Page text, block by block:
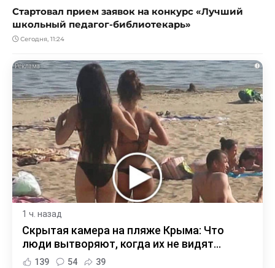
Стартовал прием заявок на конкурс «Лучший
школьный педагог-библиотекарь»
Сегодня, 11:24
i
1 ч. назад
Скрытая камера на пляже Крыма: Что
люди вытворяют, когда их не видят...
139 54 39